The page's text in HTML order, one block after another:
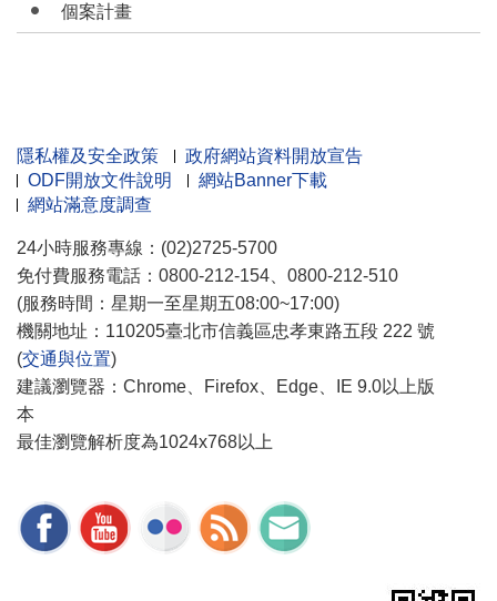
個案計畫
隱私權及安全政策
政府網站資料開放宣告
ODF開放文件說明
網站Banner下載
網站滿意度調查
24小時服務專線：(02)2725-5700
免付費服務電話：0800-212-154、0800-212-510
(服務時間：星期一至星期五08:00~17:00)
機關地址：110205臺北市信義區忠孝東路五段 222 號
(交通與位置)
建議瀏覽器：Chrome、Firefox、Edge、IE 9.0以上版
本
最佳瀏覽解析度為1024x768以上